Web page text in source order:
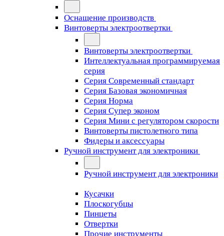
Оснащение производств
Винтоверты электроотвертки
Винтоверты электроотвертки
Интеллектуальная программируемая
серия
Серия Современный стандарт
Серия Базовая экономичная
Серия Норма
Серия Cупер эконом
Серия Мини с регулятором скорости
Винтоверты пистолетного типа
Фидеры и аксессуары
Ручной инструмент для электроники
Ручной инструмент для электроники
Кусачки
Плоскогубцы
Пинцеты
Отвертки
Прочие инструменты